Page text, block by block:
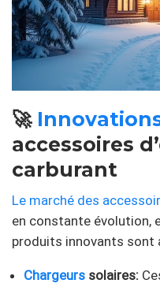
🚀
accessoires
carburant
Le marché des
en constante évolution,
produits innovants sont
Chargeurs solaires: